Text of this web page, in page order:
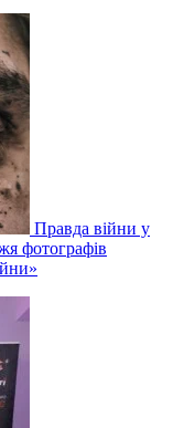
Правда війни у
фотографів